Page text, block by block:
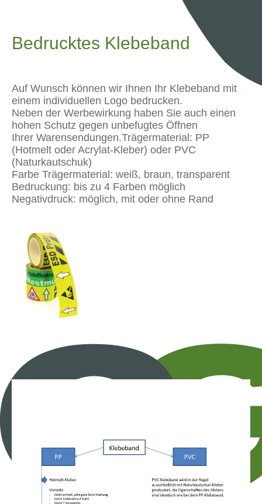
Bedrucktes Klebeband
Auf Wunsch können wir Ihnen Ihr Klebeband mit
einem individuellen Logo bedrucken.
Neben der Werbewirkung haben Sie auch einen
hohen Schutz gegen unbefugtes Öffnen
Ihrer Warensendungen.Trägermaterial: PP
(Hotmelt oder Acrylat-Kleber) oder PVC
(Naturkautschuk)
Farbe Trägermaterial: weiß, braun, transparent
Bedruckung: bis zu 4 Farben möglich
Negativdruck: möglich, mit oder ohne Rand